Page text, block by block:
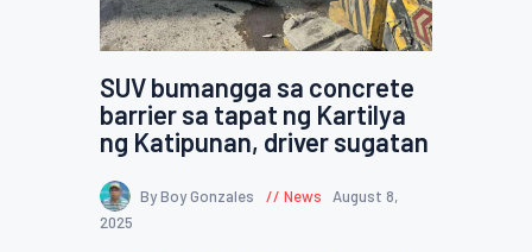
SUV bumangga sa concrete
barrier sa tapat ng Kartilya
ng Katipunan, driver sugatan
By Boy Gonzales News
August 8,
2025